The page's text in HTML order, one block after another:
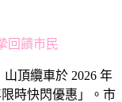
回饋市民
頂纜車於 2026 年
時快閃優惠」。市